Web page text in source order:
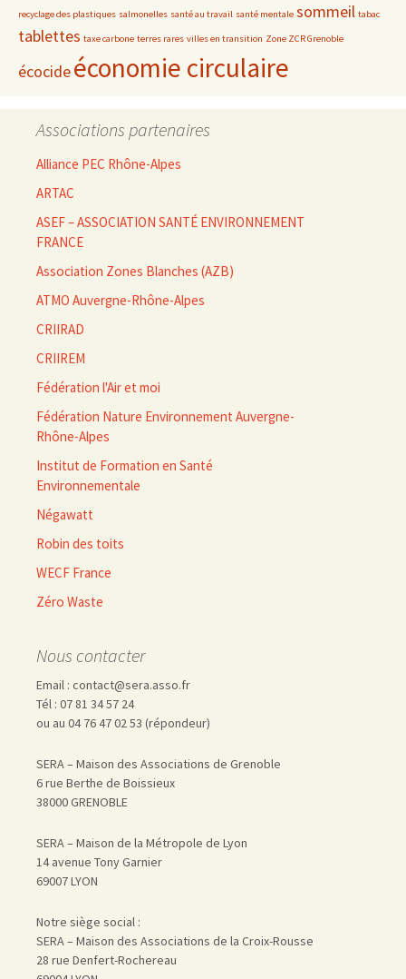
recyclage des plastiques salmonelles santé au travail santé mentale sommeil tabac
tablettes taxe carbone terres rares villes en transition Zone ZCR Grenoble
écocideéconomie circulaire
Associations partenaires
Alliance PEC Rhône-Alpes
ARTAC
ASEF – ASSOCIATION SANTÉ ENVIRONNEMENT
FRANCE
Association Zones Blanches (AZB)
ATMO Auvergne-Rhône-Alpes
CRIIRAD
CRIIREM
Fédération l'Air et moi
Fédération Nature Environnement Auvergne-
Rhône-Alpes
Institut de Formation en Santé
Environnementale
Négawatt
Robin des toits
WECF France
Zéro Waste
Nous contacter
Email : contact@sera.asso.fr
Tél : 07 81 34 57 24
ou au 04 76 47 02 53 (répondeur)
SERA – Maison des Associations de Grenoble
6 rue Berthe de Boissieux
38000 GRENOBLE
SERA – Maison de la Métropole de Lyon
14 avenue Tony Garnier
69007 LYON
Notre siège social :
SERA – Maison des Associations de la Croix-Rousse
28 rue Denfert-Rochereau